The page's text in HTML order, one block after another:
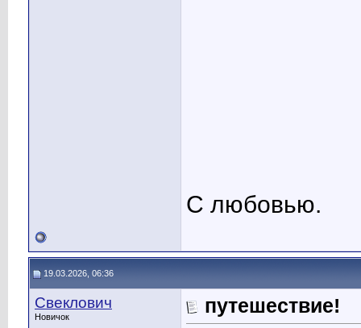
С любовью.
19.03.2026, 06:36
Свеклович
Новичок
путешествие!